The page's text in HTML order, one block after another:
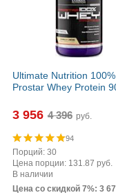
Ultimate Nutrition 100%
Prostar Whey Protein
3 956 руб.
94
Порций: 30
Цена порции: 131.87 руб.
В наличии
Цена со скидкой 7%: 3